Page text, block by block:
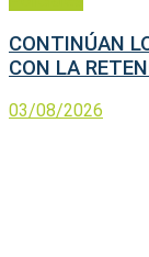
CONTINÚAN
CON LA
03/08/2026